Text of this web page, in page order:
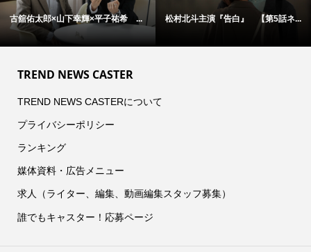
古舘佑太郎×山下幸輝×平子祐希 ... 松村北斗主演『告白』 【第5話ネ...
TREND NEWS CASTER
TREND NEWS CASTERについて
プライバシーポリシー
ランキング
媒体資料・広告メニュー
求人（ライター、編集、動画編集スタッフ募集）
誰でもキャスター！応募ページ